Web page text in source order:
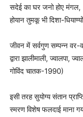
सदेई का घर जनो होए मंगल,
होयान तुमकू भी दिशा-
जीवन में सर्वगुण सम्पन्न वर-
द्वारा झालीमाली, ज्वालपा,
गोविंद चातक-1990)
इसी तरह सुयोग्य संतान
स्मरण विशेष फलदाई माना